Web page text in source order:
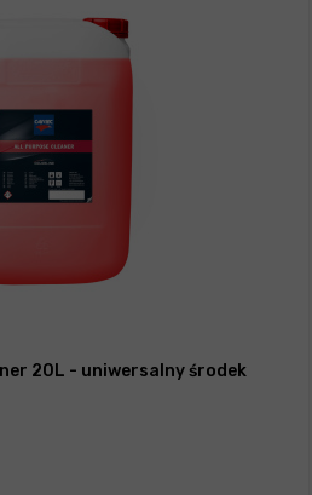
20L - uniwersalny środek